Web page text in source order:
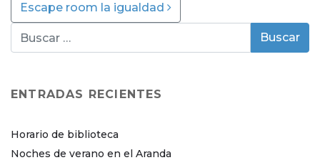
Escape room la igualdad
ENTRADAS RECIENTES
Horario de biblioteca
Noches de verano en el Aranda